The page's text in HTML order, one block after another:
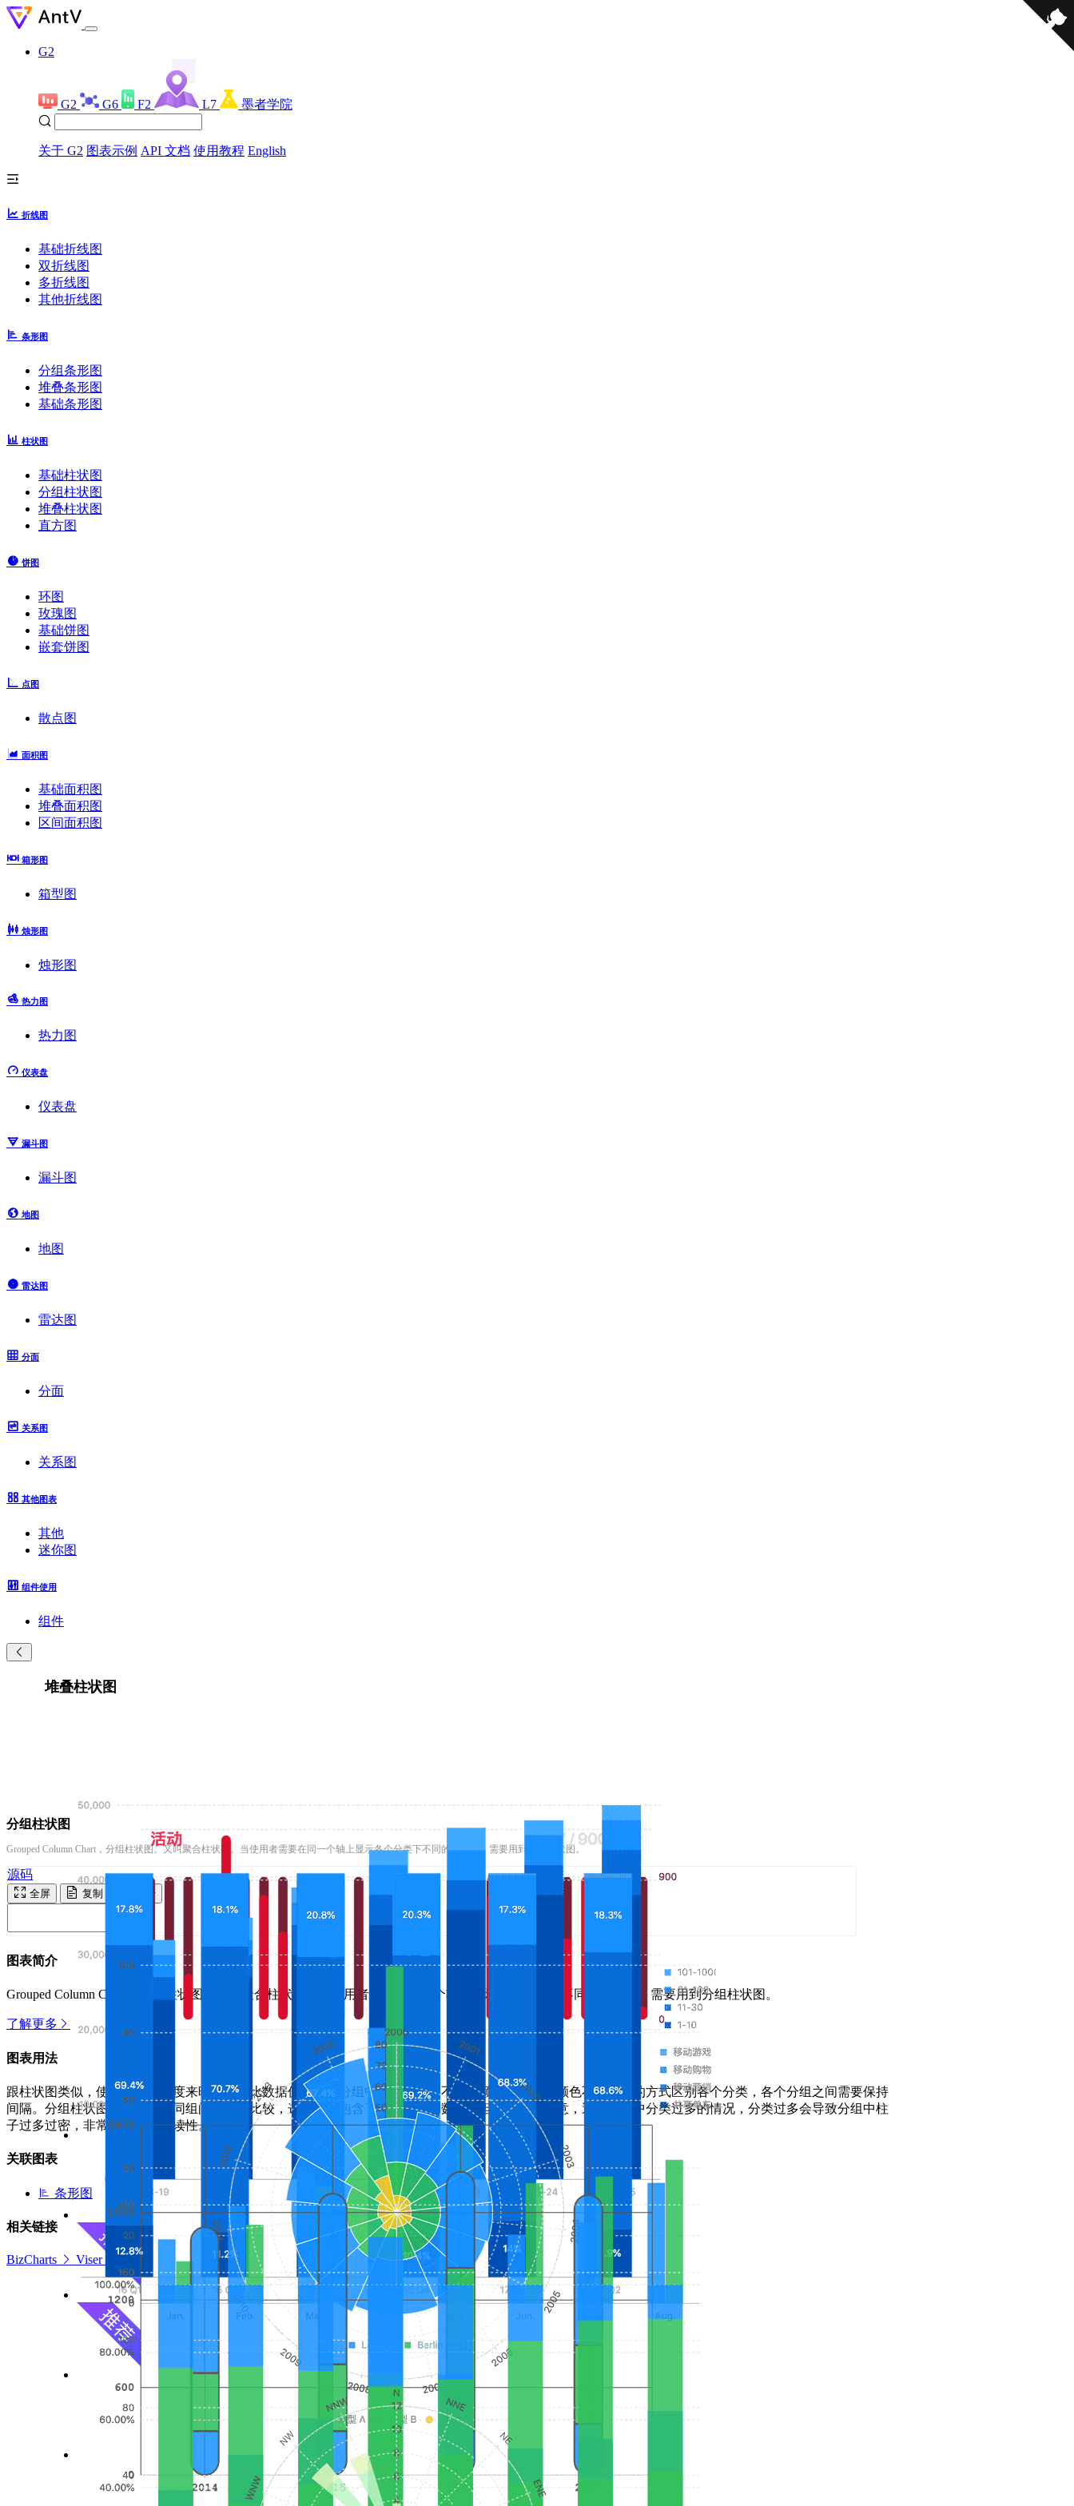
G2
G2 G6 F2 L7 墨者学院
关于 G2 图表示例 API 文档 使用教程 English
折线图
基础折线图
双折线图
多折线图
其他折线图
条形图
分组条形图
堆叠条形图
基础条形图
柱状图
基础柱状图
分组柱状图
堆叠柱状图
直方图
饼图
环图
玫瑰图
基础饼图
嵌套饼图
点图
散点图
面积图
基础面积图
堆叠面积图
区间面积图
箱形图
箱型图
烛形图
烛形图
热力图
热力图
仪表盘
仪表盘
漏斗图
漏斗图
地图
地图
雷达图
雷达图
分面
分面
关系图
关系图
其他图表
其他
迷你图
组件使用
组件
堆叠柱状图
分组柱状图
Grouped Column Chart，分组柱状图。又叫聚合柱状图。当使用者需要在同一个轴上显示各个分类下不同的分组时，需要用到分组柱状图。
源码
全屏 复制 运行
图表简介
Grouped Column Chart，分组柱状图。又叫聚合柱状图。当使用者需要在同一个轴上显示各个分类下不同的分组时，需要用到分组柱状图。
了解更多
图表用法
跟柱状图类似，使用柱子的高度来映射和对比数据值。每个分组中的柱子使用不同的颜色或者相同颜色不同透明的方式区别各个分类，各个分组之间需要保持
间隔。分组柱状图经常用于不同组间数据的比较，这些组都包含了相同分类的数据。但是仍需要注意，避免分组中分类过多的情况，分类过多会导致分组中柱
子过多过密，非常影响图表可读性。
关联图表
条形图
相关链接
BizCharts Viser